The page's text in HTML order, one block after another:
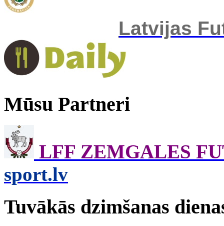
Latvijas
Mūsu Partneri
LFF ZEMGALES
sport.lv
Tuvākās dzimšanas